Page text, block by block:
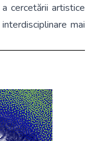
cercetării artistice
mai